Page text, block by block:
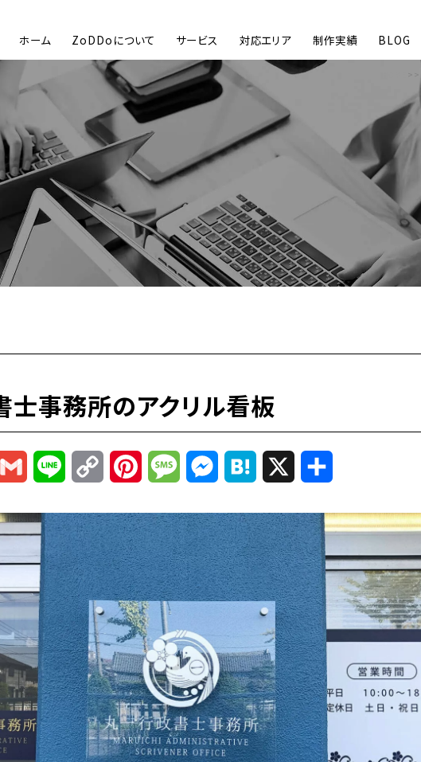
ホーム ZoDDoについて サービス 対応エリア 制作実績 BLOG
士事務所のアクリル看板
Gmail Line
Copy
Link
PinterestMessageMessenger
Hatena